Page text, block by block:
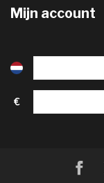
Mijn account
€